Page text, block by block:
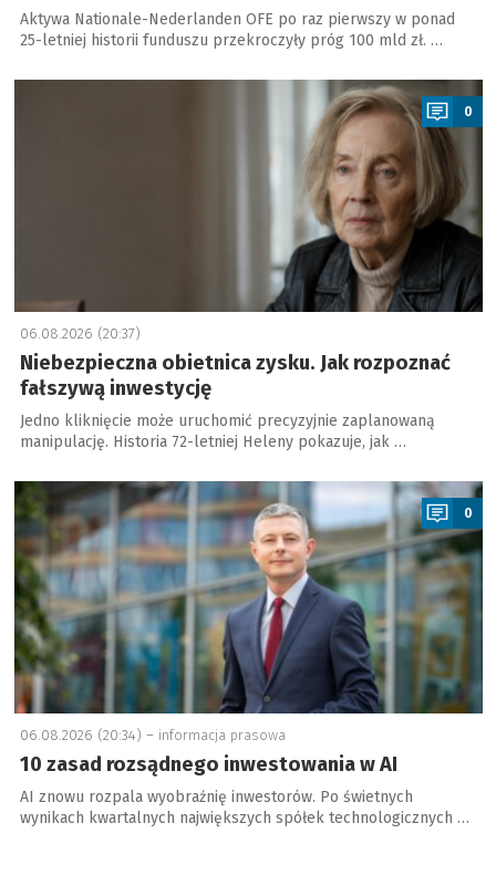
Aktywa Nationale-Nederlanden OFE po raz pierwszy w ponad
25-letniej historii funduszu przekroczyły próg 100 mld zł. …
a
0
06.08.2026 (20:37)
Niebezpieczna obietnica zysku. Jak rozpoznać
fałszywą inwestycję
Jedno kliknięcie może uruchomić precyzyjnie zaplanowaną
manipulację. Historia 72-letniej Heleny pokazuje, jak …
a
0
06.08.2026 (20:34) – informacja prasowa
10 zasad rozsądnego inwestowania w AI
AI znowu rozpala wyobraźnię inwestorów. Po świetnych
wynikach kwartalnych największych spółek technologicznych …